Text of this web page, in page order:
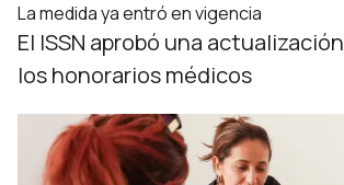
La medida ya entró en vigencia
El ISSN aprobó una
los honorarios médicos